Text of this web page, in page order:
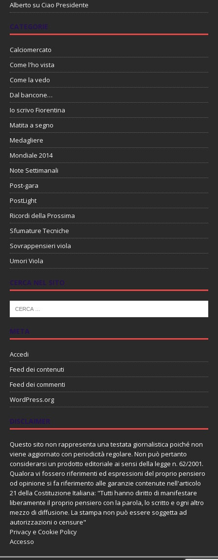
Alberto su Ciao Presidente
CATEGORIE
Calciomercato
Come l'ho vista
Come la vedo
Dal bancone…
Io scrivo Fiorentina
Matita a segno
Medagliere
Mondiale 2014
Note Settimanali
Post-gara
PostLight
Ricordi della Prossima
Sfumature Tecniche
Sovrappensieri viola
Umori Viola
CERCA NEL SITO
META
Accedi
Feed dei contenuti
Feed dei commenti
WordPress.org
DISCLAIMER
Questo sito non rappresenta una testata giornalistica poiché non
viene aggiornato con periodicità regolare. Non può pertanto
considerarsi un prodotto editoriale ai sensi della legge n. 62/2001.
Qualora vi fossero riferimenti ed espressioni del proprio pensiero
od opinione si fa riferimento alle garanzie contenute nell'articolo
21 della Costituzione Italiana: "Tutti hanno diritto di manifestare
liberamente il proprio pensiero con la parola, lo scritto e ogni altro
mezzo di diffusione. La stampa non può essere soggetta ad
autorizzazioni o censure"
Privacy e Cookie Policy
Accesso